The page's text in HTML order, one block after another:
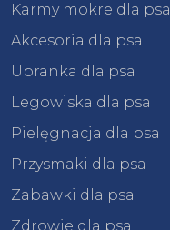
Karmy mokre dla psa
Akcesoria dla psa
Ubranka dla psa
Legowiska dla psa
Pielęgnacja dla psa
Przysmaki dla psa
Zabawki dla psa
Zdrowie dla psa